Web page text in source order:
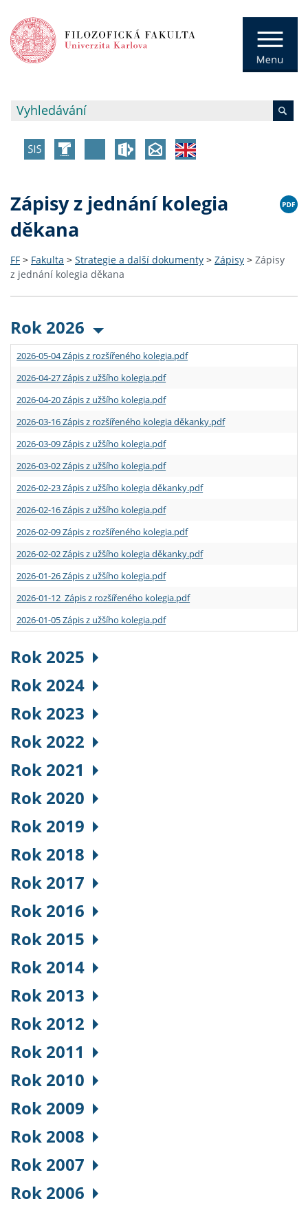
Zápisy z jednání kolegia
děkana
FF > Fakulta > Strategie a další dokumenty > Zápisy > Zápisy
z jednání kolegia děkana
Rok 2026
2026-05-04 Zápis z rozšířeného kolegia.pdf
2026-04-27 Zápis z užšího kolegia.pdf
2026-04-20 Zápis z užšího kolegia.pdf
2026-03-16 Zápis z rozšířeného kolegia děkanky.pdf
2026-03-09 Zápis z užšího kolegia.pdf
2026-03-02 Zápis z užšího kolegia.pdf
2026-02-23 Zápis z užšího kolegia děkanky.pdf
2026-02-16 Zápis z užšího kolegia.pdf
2026-02-09 Zápis z rozšířeného kolegia.pdf
2026-02-02 Zápis z užšího kolegia děkanky.pdf
2026-01-26 Zápis z užšího kolegia.pdf
2026-01-12 Zápis z rozšířeného kolegia.pdf
2026-01-05 Zápis z užšího kolegia.pdf
Rok 2025
Rok 2024
Rok 2023
Rok 2022
Rok 2021
Rok 2020
Rok 2019
Rok 2018
Rok 2017
Rok 2016
Rok 2015
Rok 2014
Rok 2013
Rok 2012
Rok 2011
Rok 2010
Rok 2009
Rok 2008
Rok 2007
Rok 2006